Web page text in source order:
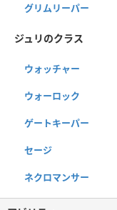
グリムリーパー
ジュリのクラス
ウォッチャー
ウォーロック
ゲートキーパー
セージ
ネクロマンサー